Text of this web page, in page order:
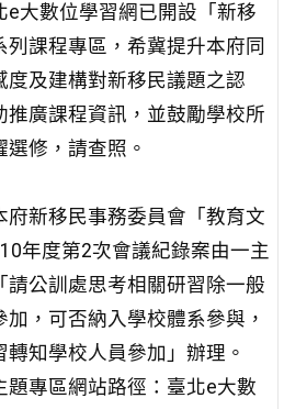
e大數位學習網已開設「新移
列課程專區，希冀提升本府同
度及建構對新移民議題之認
推廣課程資訊，並鼓勵學校所
選修，請查照。
府新移民事務委員會「教育文
年度第2次會議紀錄案由一主
請公訓處思考相關研習除一般
加，可否納入學校體系參與，
轉知學校人員參加」辦理。
題專區網站路徑：臺北e大數